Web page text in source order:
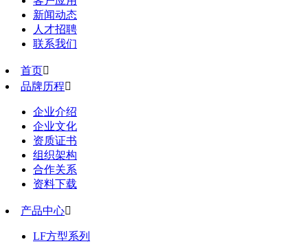
新闻动态
人才招聘
联系我们
首页
品牌历程
企业介绍
企业文化
资质证书
组织架构
合作关系
资料下载
产品中心
LF方型系列